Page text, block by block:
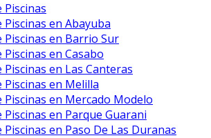
en Abayuba
en Barrio Sur
en Casabo
en Las Canteras
en Melilla
en Mercado Modelo
en Parque Guarani
en Paso De Las Duranas